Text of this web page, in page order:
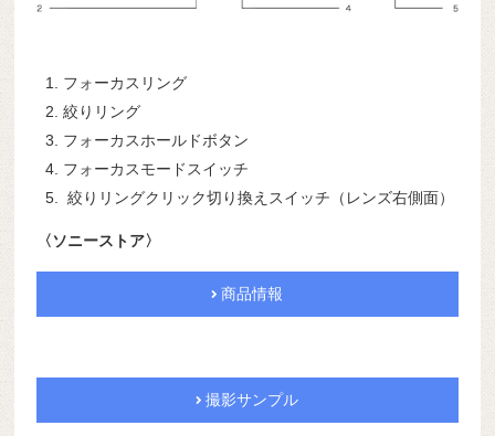
フォーカスリング
絞りリング
フォーカスホールドボタン
フォーカスモードスイッチ
絞りリングクリック切り換えスイッチ（レンズ右側面）
〈ソニーストア〉
商品情報
撮影サンプル